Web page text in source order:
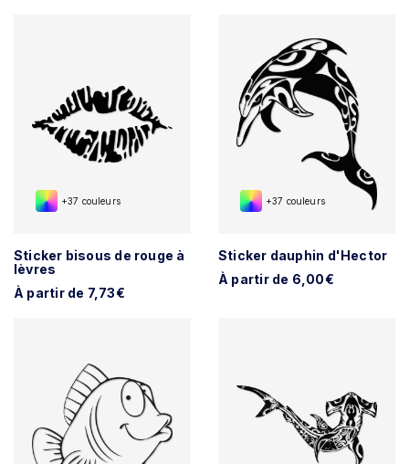
+37 couleurs
Sticker bisous de rouge à
lèvres
À partir de 7,73€
+37 couleurs
Sticker dauphin d'Hector
À partir de 6,00€